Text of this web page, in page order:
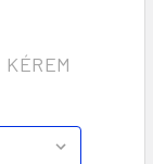
KÉREM